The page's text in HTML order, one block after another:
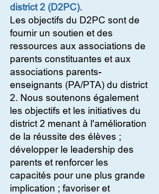
district 2 (D2PC).
Les objectifs du D2PC sont de
fournir un soutien et des
ressources aux associations de
parents constituantes et aux
associations parents-
enseignants (PA/PTA) du district
2. Nous soutenons également
les objectifs et les initiatives du
district 2 menant à l'amélioration
de la réussite des élèves ;
développer le leadership des
parents et renforcer les
capacités pour une plus grande
implication ; favoriser et